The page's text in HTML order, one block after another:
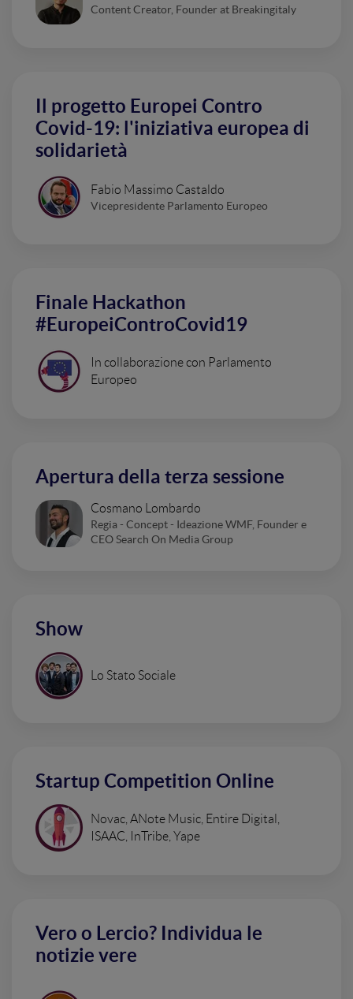
Content Creator, Founder at Breakingitaly
Il progetto Europei Contro
Covid-19: l'iniziativa europea di
solidarietà
Fabio Massimo Castaldo
Vicepresidente Parlamento Europeo
Finale Hackathon
#EuropeiControCovid19
In collaborazione con Parlamento
Europeo
Apertura della terza sessione
Cosmano Lombardo
Regia - Concept - Ideazione WMF, Founder e
CEO Search On Media Group
Show
Lo Stato Sociale
Startup Competition Online
Novac, ANote Music, Entire Digital,
ISAAC, InTribe, Yape
Vero o Lercio? Individua le
notizie vere